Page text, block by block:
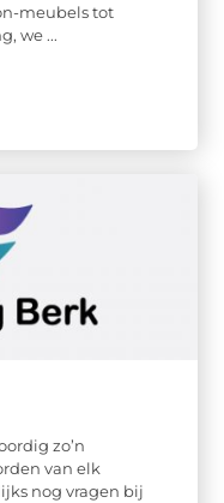
meubels tot
we ...
zo’n
van elk
nog vragen bij